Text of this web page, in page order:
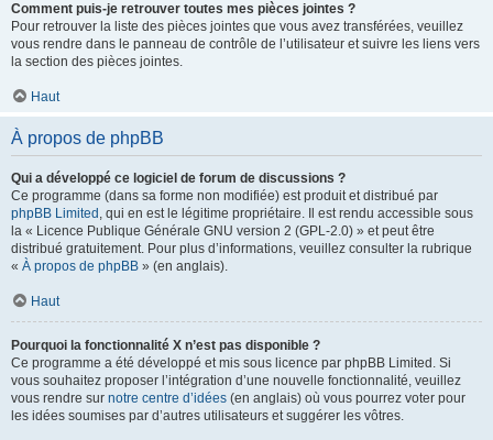
Comment puis-je retrouver toutes mes pièces jointes ?
Pour retrouver la liste des pièces jointes que vous avez transférées, veuillez
vous rendre dans le panneau de contrôle de l’utilisateur et suivre les liens vers
la section des pièces jointes.
Haut
À propos de phpBB
Qui a développé ce logiciel de forum de discussions ?
Ce programme (dans sa forme non modifiée) est produit et distribué par
phpBB Limited , qui en est le légitime propriétaire. Il est rendu accessible sous
la « Licence Publique Générale GNU version 2 (GPL-2.0) » et peut être
distribué gratuitement. Pour plus d’informations, veuillez consulter la rubrique
« À propos de phpBB » (en anglais).
Haut
Pourquoi la fonctionnalité X n’est pas disponible ?
Ce programme a été développé et mis sous licence par phpBB Limited. Si
vous souhaitez proposer l’intégration d’une nouvelle fonctionnalité, veuillez
vous rendre sur notre centre d’idées (en anglais) où vous pourrez voter pour
les idées soumises par d’autres utilisateurs et suggérer les vôtres.